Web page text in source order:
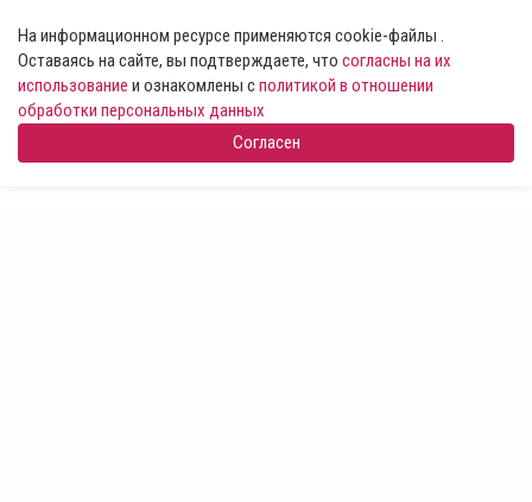
На информационном ресурсе применяются cookie-файлы .
Оставаясь на сайте, вы подтверждаете, что согласны на их
использование и ознакомлены сполитикой в отношении
обработки персональных данных
Согласен